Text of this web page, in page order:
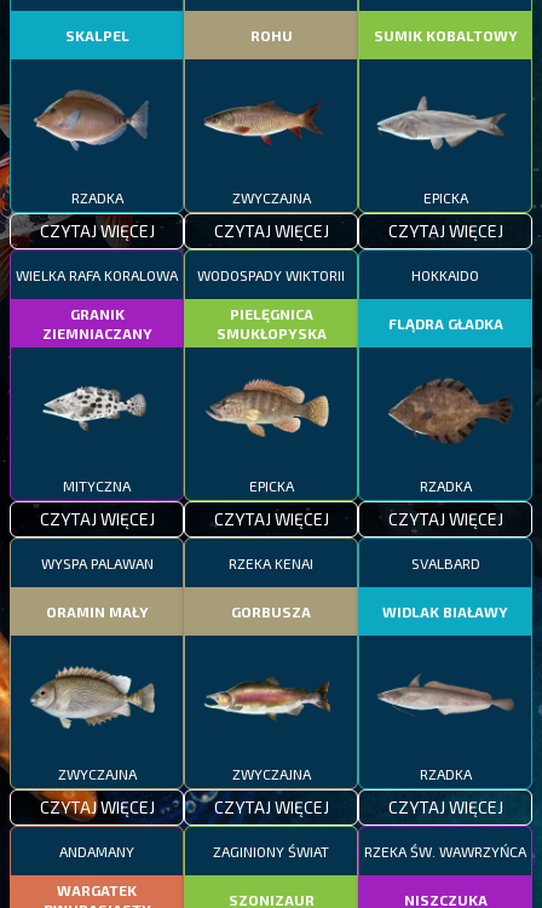
SKALPEL
RZADKA
CZYTAJ WIĘCEJ
ROHU
ZWYCZAJNA
CZYTAJ WIĘCEJ
SUMIK KOBALTOWY
EPICKA
CZYTAJ WIĘCEJ
WIELKA RAFA KORALOWA
GRANIK
ZIEMNIACZANY
MITYCZNA
CZYTAJ WIĘCEJ
WODOSPADY WIKTORII
PIELĘGNICA
SMUKŁOPYSKA
EPICKA
CZYTAJ WIĘCEJ
HOKKAIDO
FLĄDRA GŁADKA
RZADKA
CZYTAJ WIĘCEJ
WYSPA PALAWAN
ORAMIN MAŁY
ZWYCZAJNA
CZYTAJ WIĘCEJ
RZEKA KENAI
GORBUSZA
ZWYCZAJNA
CZYTAJ WIĘCEJ
SVALBARD
WIDLAK BIAŁAWY
RZADKA
CZYTAJ WIĘCEJ
ANDAMANY
WARGATEK
ZAGINIONY ŚWIAT
SZONIZAUR
RZEKA ŚW. WAWRZYŃCA
NISZCZUKA